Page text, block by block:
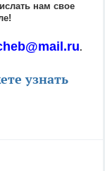
нам свое
.
узнать